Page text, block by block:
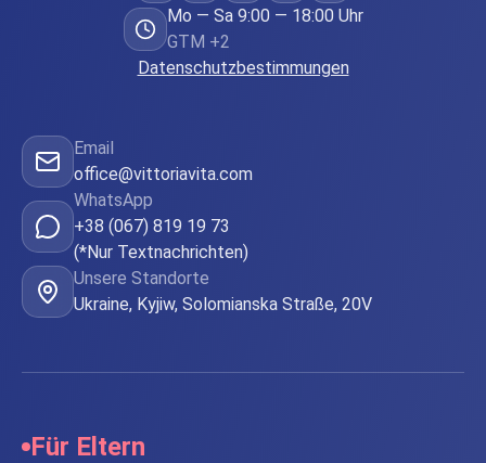
Mo — Sa 9:00 — 18:00 Uhr
GTM +2
Datenschutzbestimmungen
Email
office@vittoriavita.com
WhatsApp
+38 (067) 819 19 73
(*Nur Textnachrichten)
Unsere Standorte
Ukraine, Kyjiw, Solomianska Straße, 20V
Für Eltern